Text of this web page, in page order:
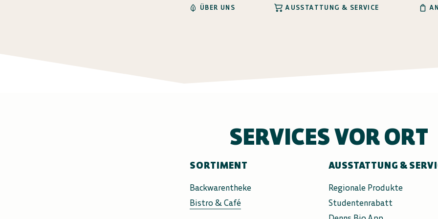
ÜBER UNS AUSSTATTUNG & SERVICE
SERVICES VOR ORT
SORTIMENT
Backwarentheke
Bistro & Café
AUSSTATTUNG &
Regionale Produkte
Studentenrabatt